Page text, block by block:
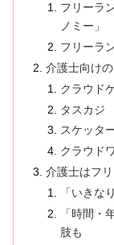
フリーラ
ノミー」
フリーラ
介護士向け
クラウド
タスカジ
スケッタ
クラウド
介護士はフ
「いきな
「時間・
肢も